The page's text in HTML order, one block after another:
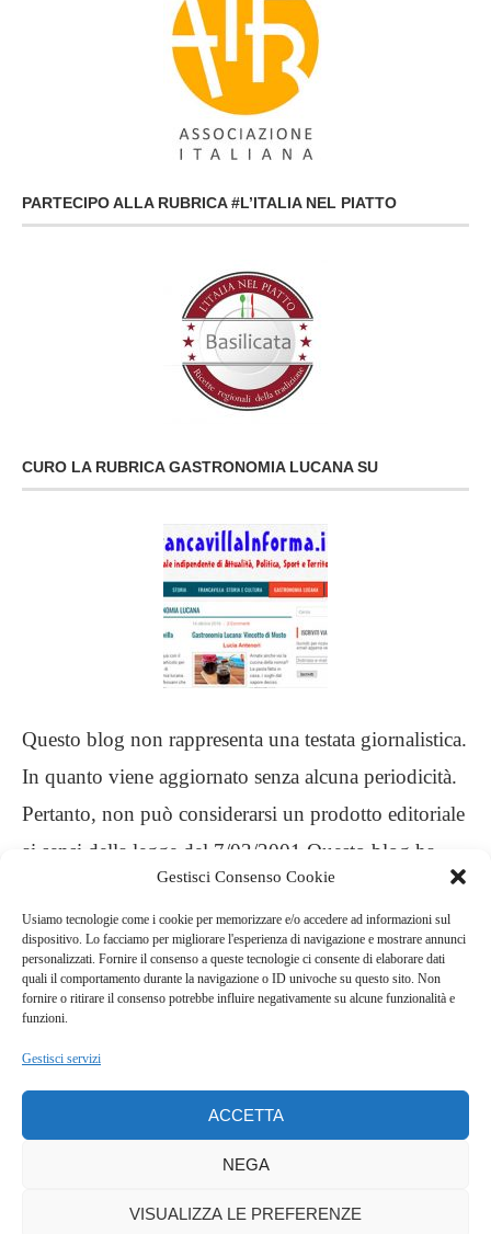
Gestisci Consenso Cookie
Usiamo tecnologie come i cookie per memorizzare e/o accedere ad informazioni sul
dispositivo. Lo facciamo per migliorare l'esperienza di navigazione e mostrare annunci
personalizzati. Fornire il consenso a queste tecnologie ci consente di elaborare dati
quali il comportamento durante la navigazione o ID univoche su questo sito. Non
fornire o ritirare il consenso potrebbe influire negativamente su alcune funzionalità e
funzioni.
Gestisci servizi
ACCETTA
NEGA
VISUALIZZA LE PREFERENZE
PARTECIPO ALLA RUBRICA #L’ITALIA NEL PIATTO
CURO LA RUBRICA GASTRONOMIA LUCANA SU
Questo blog non rappresenta una testata giornalistica.
In quanto viene aggiornato senza alcuna periodicità.
Pertanto, non può considerarsi un prodotto editoriale
ai sensi della legge del 7/03/2001 Questo blog ha
carattere personale, non è mio intento infrangere
alcun diritto d’autore
.
COPYRIGHT © 2022 QUELLA LUCINA NELLA CUCINA